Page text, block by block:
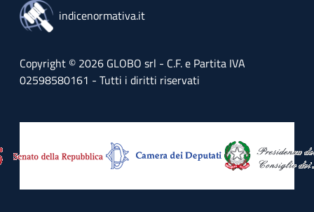
indicenormativa.it
Copyright © 2026 GLOBO srl - C.F. e Partita IVA
02598580161 - Tutti i diritti riservati